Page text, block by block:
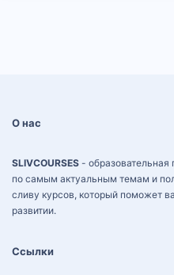
О нас
SLIVCOURSES -
по самым актуальным темам и
сливу курсов, который поможет
развитии.
Ссылки